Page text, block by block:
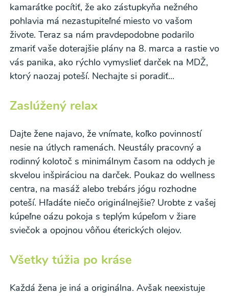
kamarátke pocítiť, že ako zástupkyňa nežného
pohlavia má nezastupiteľné miesto vo vašom
živote. Teraz sa nám pravdepodobne podarilo
zmariť vaše doterajšie plány na 8. marca a rastie vo
vás panika, ako rýchlo vymyslieť darček na MDŽ,
ktorý naozaj poteší. Nechajte si poradiť...
Zaslúžený relax
Dajte žene najavo, že vnímate, koľko povinností
nesie na útlych ramenách. Neustály pracovný a
rodinný kolotoč s minimálnym časom na oddych je
skvelou inšpiráciou na darček. Poukaz do wellness
centra, na masáž alebo trebárs jógu rozhodne
poteší. Hľadáte niečo originálnejšie? Urobte z vašej
kúpeľne oázu pokoja s teplým kúpeľom v žiare
sviečok a opojnou vôňou éterických olejov.
Všetky túžia po kráse
Každá žena je iná a originálna. Avšak neexistuje